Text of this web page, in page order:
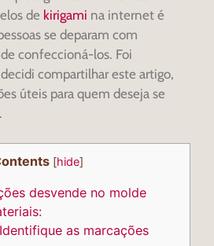
de kirigami na internet é
se deparam com
confeccioná-los. Foi
compartilhar este artigo,
úteis para quem deseja se
[hide]
desvende no molde
as marcações